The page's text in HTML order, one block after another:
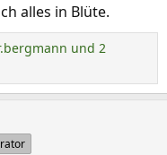
alles in Blüte.
und 2